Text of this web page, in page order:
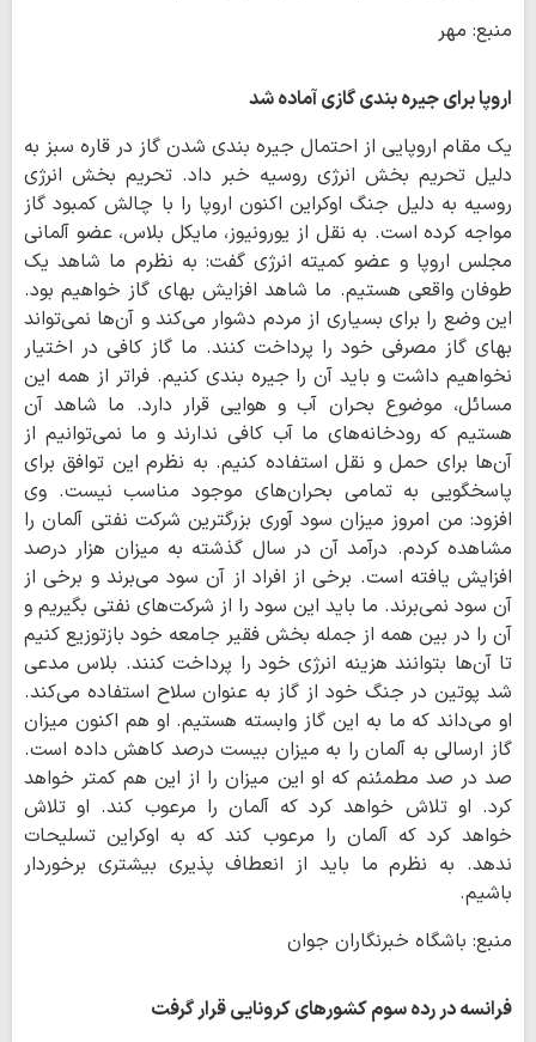
منبع: مهر
اروپا برای جیره بندی گازی آماده شد
یک مقام اروپایی از احتمال جیره بندی شدن گاز در قاره سبز به
دلیل تحریم بخش انرژی روسیه خبر داد. تحریم بخش انرژی
روسیه به دلیل جنگ اوکراین اکنون اروپا را با چالش کمبود گاز
مواجه کرده است. به نقل از یورونیوز، مایکل بلاس، عضو آلمانی
مجلس اروپا و عضو کمیته انرژی گفت: به نظرم ما شاهد یک
طوفان واقعی هستیم. ما شاهد افزایش بهای گاز خواهیم بود.
این وضع را برای بسیاری از مردم دشوار می‌کند و آن‌ها نمی‌تواند
بهای گاز مصرفی خود را پرداخت کنند. ما گاز کافی در اختیار
نخواهیم داشت و باید آن را جیره بندی کنیم. فراتر از همه این
مسائل، موضوع بحران آب و هوایی قرار دارد. ما شاهد آن
هستیم که رودخانه‌های ما آب کافی ندارند و ما نمی‌توانیم از
آن‌ها برای حمل و نقل استفاده کنیم. به نظرم این توافق برای
پاسخگویی به تمامی بحران‌های موجود مناسب نیست. وی
افزود: من امروز میزان سود آوری بزرگترین شرکت نفتی آلمان را
مشاهده کردم. درآمد آن در سال گذشته به میزان هزار درصد
افزایش یافته است. برخی از افراد از آن سود می‌برند و برخی از
آن سود نمی‌برند. ما باید این سود را از شرکت‌های نفتی بگیریم و
آن را در بین همه از جمله بخش فقیر جامعه خود بازتوزیع کنیم
تا آن‌ها بتوانند هزینه انرژی خود را پرداخت کنند. بلاس مدعی
شد پوتین در جنگ خود از گاز به عنوان سلاح استفاده می‌کند.
او می‌داند که ما به این گاز وابسته هستیم. او هم اکنون میزان
گاز ارسالی به آلمان را به میزان بیست درصد کاهش داده است.
صد در صد مطمئنم که او این میزان را از این هم کمتر خواهد
کرد. او تلاش خواهد کرد که آلمان را مرعوب کند. او تلاش
خواهد کرد که آلمان را مرعوب کند که به اوکراین تسلیحات
ندهد. به نظرم ما باید از انعطاف پذیری بیشتری برخوردار
باشیم.
منبع: باشگاه خبرنگاران جوان
فرانسه در رده سوم کشورهای کرونایی قرار گرفت